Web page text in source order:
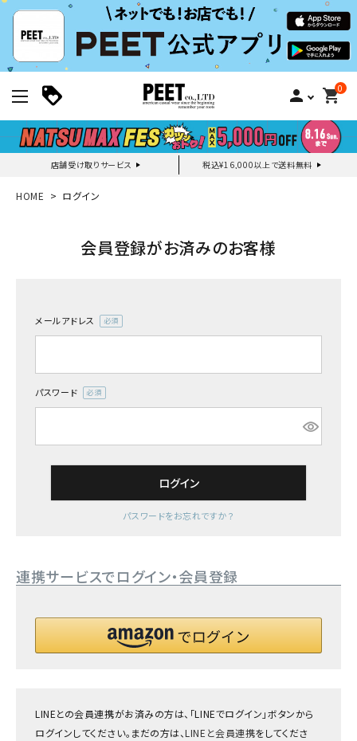
person 0
shopping_cart
店舗受け取りサービス 税込¥16,000以上で送料無料
新規会員登録｜ログイン
HOME ログイン
会員登録がお済みのお客様
メールアドレス
(必
パスワード
(必
ログイン
パスワードをお忘れですか？
連携サービスでログイン・会員登録
LINEとの会員連携がお済みの方は、「LINEでログイン」ボタンから
ログインしてください。まだの方は、LINEと会員連携をしてくださ